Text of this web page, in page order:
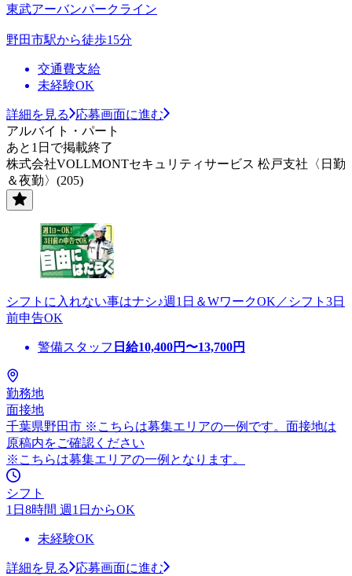
東武アーバンパークライン
野田市駅から徒歩15分
交通費支給
未経験OK
詳細を見る
応募画面に進む
アルバイト・パート
あと1日で掲載終了
株式会社VOLLMONTセキュリティサービス 松戸支社〈日勤
＆夜勤〉(205)
シフトに入れない事はナシ♪週1日＆WワークOK／シフト3日
前申告OK
警備スタッフ 日給10,400円〜13,700円
勤務地
面接地
千葉県野田市 ※こちらは募集エリアの一例です。面接地は
原稿内をご確認ください
※こちらは募集エリアの一例となります。
シフト
1日8時間 週1日からOK
未経験OK
詳細を見る
応募画面に進む